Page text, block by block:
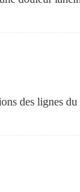
des lignes